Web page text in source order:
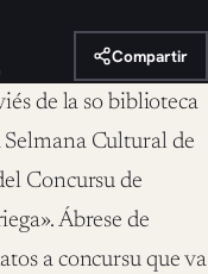
Compartir
de la so biblioteca
Cultural de
Concursu de
Ábrese de
a concursu que va